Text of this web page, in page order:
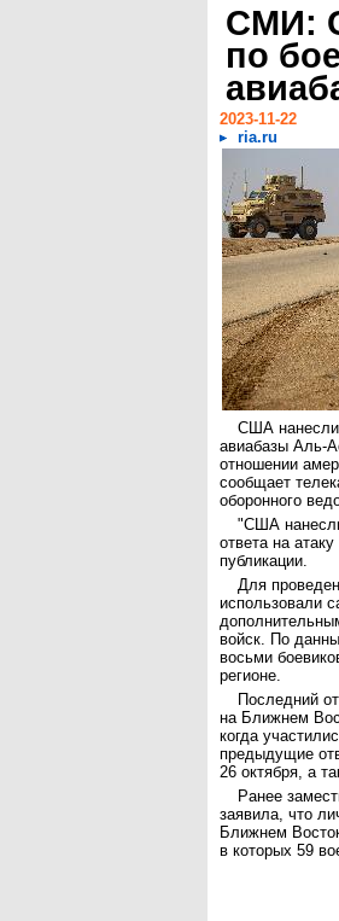
СМИ:
по
2023-11-22
ria.ru
США нанесли
авиабазы Аль-
отношении
сообщает
оборонного
"США
ответа на
публикации.
Для
использовали
войск. По
восьми
регионе.
Последний
на Ближнем
когда
предыдущие
26 октября, а
Ранее
заявила, что
Ближнем
в которых 59